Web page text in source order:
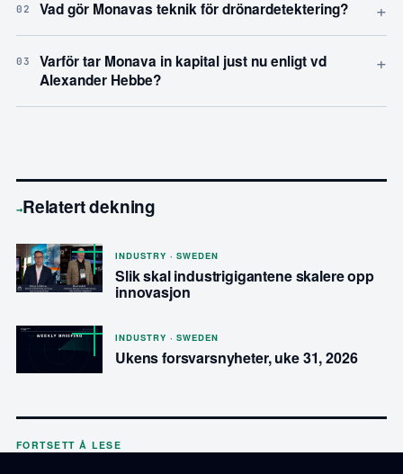
02 Vad gör Monavas teknik för drönardetektering? +
03
Varför tar Monava in kapital just nu enligt vd
Alexander Hebbe?
+
→Relatert dekning
INDUSTRY · SWEDEN
Slik skal industrigigantene skalere opp
innovasjon
INDUSTRY · SWEDEN
Ukens forsvarsnyheter, uke 31, 2026
FORTSETT Å LESE